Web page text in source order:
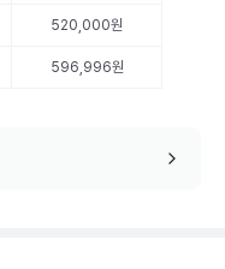
520,000원
596,996원